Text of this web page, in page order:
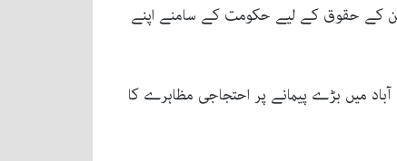
نے ملازمین کے حقوق کے لیے حکومت کے سامنے اپنے
اسلام آباد میں بڑے پیمانے پر احتجاجی مظاہرے کا